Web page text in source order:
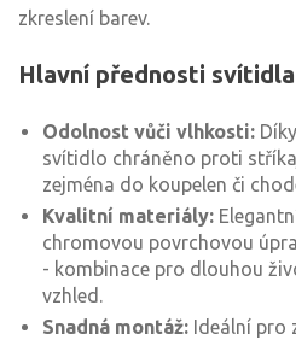
zkreslení barev.
Hlavní přednosti
Odolnost vůči vlhkosti:
svítidlo chráněno proti
zejména do koupelen či
Kvalitní materiály:
chromovou povrchovou
- kombinace pro dlouhou
vzhled.
Snadná montáž: Ideální pro